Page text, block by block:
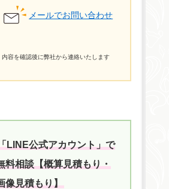
メールでお問い合わせ
内容を確認後に弊社から連絡いたします
LINE公式アカウント」で
料相談【概算見積もり・
像見積もり】